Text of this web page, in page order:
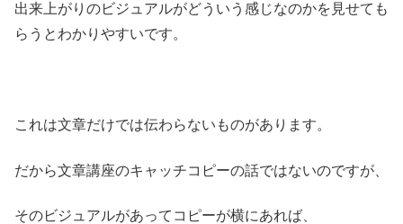
出来上がりのビジュアルがどういう感じなのかを見せても
らうとわかりやすいです。
これは文章だけでは伝わらないものがあります。
だから文章講座のキャッチコピーの話ではないのですが、
そのビジュアルがあってコピーが横にあれば、